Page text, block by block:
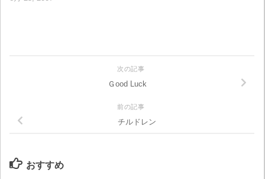
次の記事
Ｇood Luck
前の記事
チルドレン
おすすめ